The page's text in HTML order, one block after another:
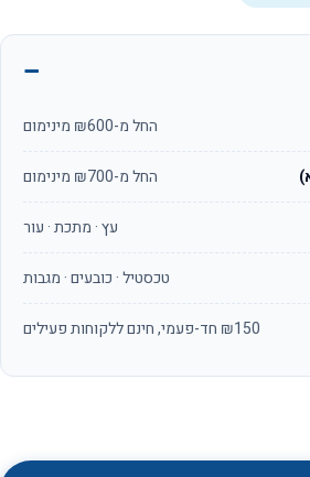
החל מ-₪600 מינימום
החל מ-₪700 מינימום
עץ · מתכת · עור
טכסטיל · כובעים · מגבות
₪150 חד-פעמי, חינם ללקוחות פעילים